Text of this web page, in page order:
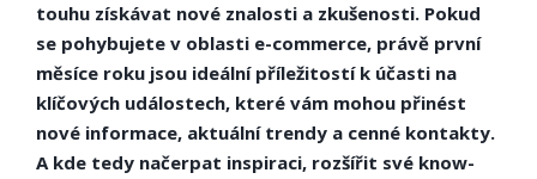
touhu získávat nové znalosti a zkušenosti. Pokud
se pohybujete v oblasti e-commerce, právě první
měsíce roku jsou ideální příležitostí k účasti na
klíčových událostech, které vám mohou přinést
nové informace, aktuální trendy a cenné kontakty.
A kde tedy načerpat inspiraci, rozšířit své know-